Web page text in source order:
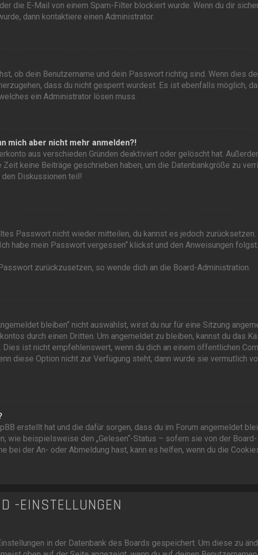
die E-Mail von einem Spam-Filter blockiert wurde. Wenn du dir
dann kontaktiere einen Administrator.
ob dein Benutzername und dein Passwort richtig sind. Wenn dies
dass du nicht gesperrt wurdest. Es ist ebenfalls möglich,
ein Administrator lösen muss.
mich aber nicht mehr anmelden?!
aus verschieden Gründen deaktiviert oder gelöscht hat.
keine Beiträge geschrieben haben, um die Datenbankgröße zu
den Diskussionen teil!
Passwort nicht wieder mitteilen, du kannst es jedoch zurücksetzen.
habe mein Passwort vergessen“ klickst und den Anweisungen
zurückzusetzen, so wende dich an die Board-Administration.
bleiben“ nicht auswählst, wirst du nur für eine Sitzung
durch einen Dritten. Um angemeldet zu bleiben, kannst du das
Dies ist nicht empfehlenswert, wenn du dich an einem öffentlichen
diese Option nicht zur Verfügung steht, dann wurde sie vermutlich
erstellt hat und die dafür sorgen, dass du im Forum angemeldet
wie beispielsweise den „Gelesen“-Status – sofern sie von der Board-
bei der An- oder Abmeldung hast, kann es helfen, wenn du die
-EINSTELLUNGEN
in der Datenbank des Boards gespeichert. Um diese zu